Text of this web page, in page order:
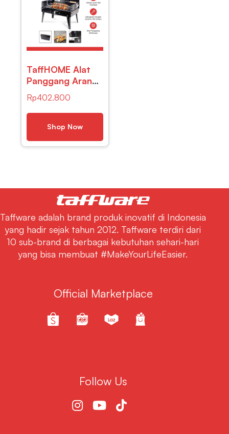
TaffHOME Alat
Panggang Arang
BBQ Outdoor
Grill Stove
Foldable –
HWSK77
Rp402.800
Shop Now
Taffware adalah brand produk inovatif di Indonesia
yang hadir sejak tahun 2012. Taffware terdiri dari
10 sub-brand di berbagai kebutuhan sehari-hari
yang bisa membuat #MakeYourLifeEasier.
Official Marketplace
Follow Us